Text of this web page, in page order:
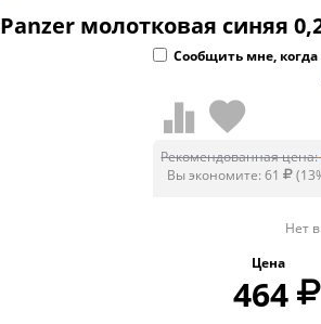
молотковая синяя
Сообщить мне,
Рекомендованная цена:
Вы экономите:61 (13
Нет
Цена
464